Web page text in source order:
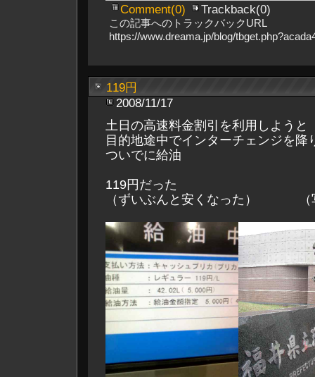
Comment(0) Trackback(0)
この記事へのトラックバックURL
https://www.dreama.jp/blog/
119円
2008/11/17
土日の高速料金割引を利用しようと
目的地途中でインターチェンジを降
ついでに給油
119円だった
（ずいぶんと安くなった） （